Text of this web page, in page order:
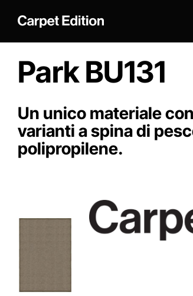
Park BU131
Un unico materiale
varianti a spina di
polipropilene.